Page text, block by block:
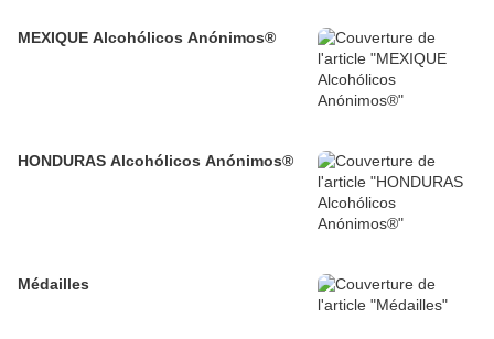
MEXIQUE Alcohólicos Anónimos®
HONDURAS Alcohólicos Anónimos®
Médailles